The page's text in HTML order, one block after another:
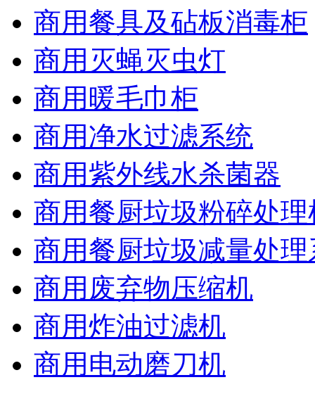
商用餐具及砧板消毒柜
商用灭蝇灭虫灯
商用暖毛巾柜
商用净水过滤系统
商用紫外线水杀菌器
商用餐厨垃圾粉碎处理
商用餐厨垃圾减量处理
商用废弃物压缩机
商用炸油过滤机
商用电动磨刀机